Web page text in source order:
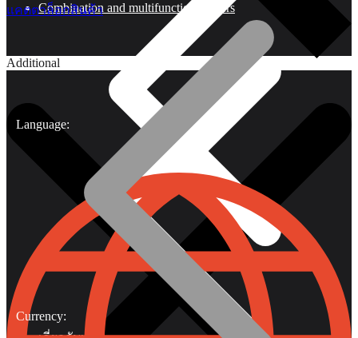
Combination and multifunctional pliers
Additional
Language:
Currency:
แคตตาล็อกสินค้า